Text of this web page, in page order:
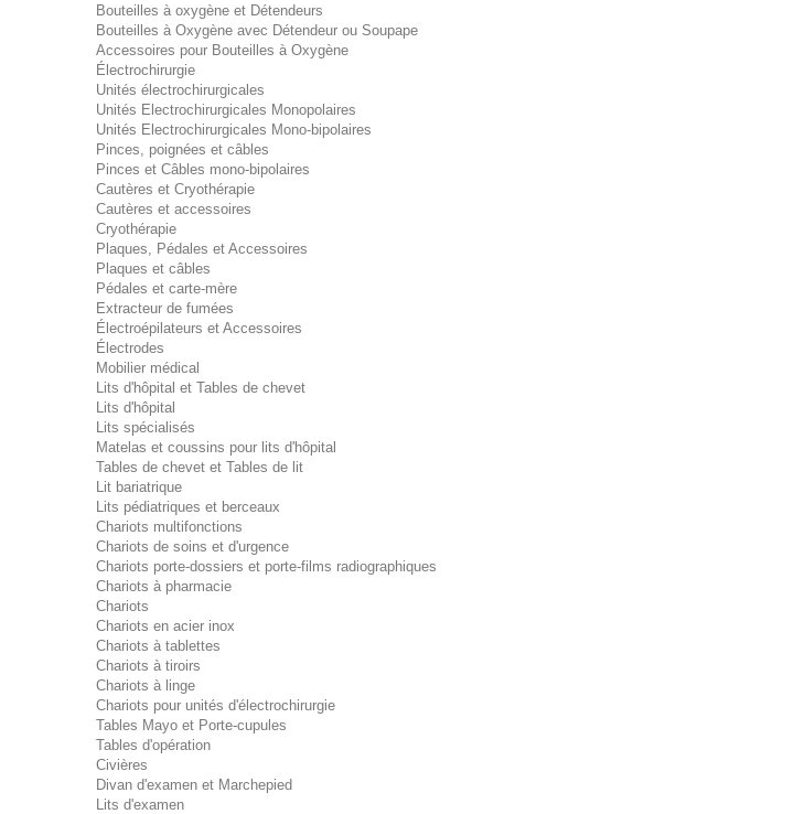
Bouteilles à oxygène et Détendeurs
Bouteilles à Oxygène avec Détendeur ou Soupape
Accessoires pour Bouteilles à Oxygène
Électrochirurgie
Unités électrochirurgicales
Unités Electrochirurgicales Monopolaires
Unités Electrochirurgicales Mono-bipolaires
Pinces, poignées et câbles
Pinces et Câbles mono-bipolaires
Cautères et Cryothérapie
Cautères et accessoires
Cryothérapie
Plaques, Pédales et Accessoires
Plaques et câbles
Pédales et carte-mère
Extracteur de fumées
Électroépilateurs et Accessoires
Électrodes
Mobilier médical
Lits d'hôpital et Tables de chevet
Lits d'hôpital
Lits spécialisés
Matelas et coussins pour lits d'hôpital
Tables de chevet et Tables de lit
Lit bariatrique
Lits pédiatriques et berceaux
Chariots multifonctions
Chariots de soins et d'urgence
Chariots porte-dossiers et porte-films radiographiques
Chariots à pharmacie
Chariots
Chariots en acier inox
Chariots à tablettes
Chariots à tiroirs
Chariots à linge
Chariots pour unités d'électrochirurgie
Tables Mayo et Porte-cupules
Tables d'opération
Civières
Divan d'examen et Marchepied
Lits d'examen